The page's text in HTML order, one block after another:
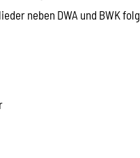
neben DWA und BWK